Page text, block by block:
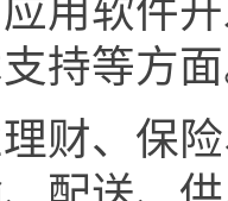
用软件
持等方
财、保